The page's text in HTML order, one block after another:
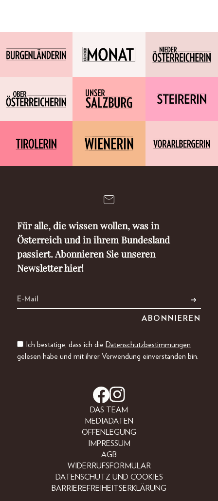
Für alle, die wissen wollen, was in
Österreich und in ihrem Bundesland
passiert. Abonnieren Sie unseren
Newsletter hier!
Ich bestätige, dass ich die Datenschutzbestimmungen
gelesen habe und mit ihrer Verwendung einverstanden bin.
DAS TEAM
MEDIADATEN
OFFENLEGUNG
IMPRESSUM
AGB
WIDERRUFSFORMULAR
DATENSCHUTZ UND COOKIES
BARRIEREFREIHEITSERKLÄRUNG